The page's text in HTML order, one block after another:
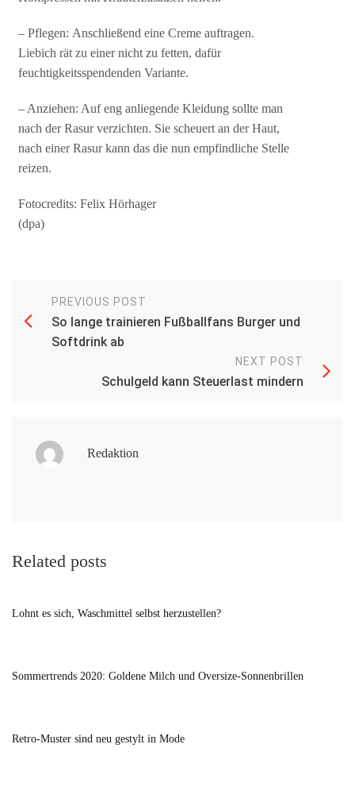
– Pflegen: Anschließend eine Creme auftragen.
Liebich rät zu einer nicht zu fetten, dafür
feuchtigkeitsspendenden Variante.
– Anziehen: Auf eng anliegende Kleidung sollte man
nach der Rasur verzichten. Sie scheuert an der Haut,
nach einer Rasur kann das die nun empfindliche Stelle
reizen.
Fotocredits: Felix Hörhager
(dpa)
PREVIOUS POST
So lange trainieren Fußballfans Burger und
Softdrink ab
NEXT POST
Schulgeld kann Steuerlast mindern
Redaktion
Related posts
Lohnt es sich, Waschmittel selbst herzustellen?
Sommertrends 2020: Goldene Milch und Oversize-Sonnenbrillen
Retro-Muster sind neu gestylt in Mode